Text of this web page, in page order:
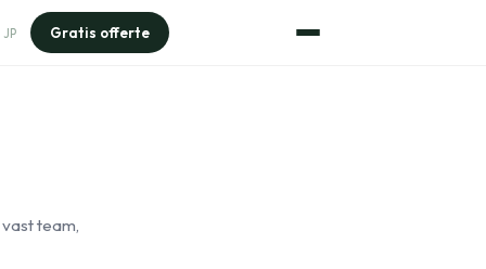
JP Gratis offerte
team,